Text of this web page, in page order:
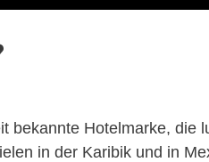
bekannte Hotelmarke, die
in der Karibik und in